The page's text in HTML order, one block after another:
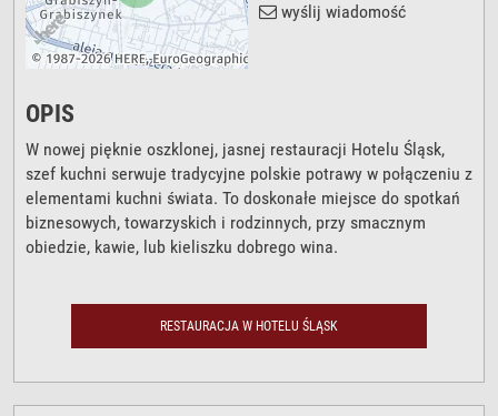
wyślij wiadomość
OPIS
W nowej pięknie oszklonej, jasnej restauracji Hotelu Śląsk,
szef kuchni serwuje tradycyjne polskie potrawy w połączeniu z
elementami kuchni świata. To doskonałe miejsce do spotkań
biznesowych, towarzyskich i rodzinnych, przy smacznym
obiedzie, kawie, lub kieliszku dobrego wina.
RESTAURACJA W HOTELU ŚLĄSK